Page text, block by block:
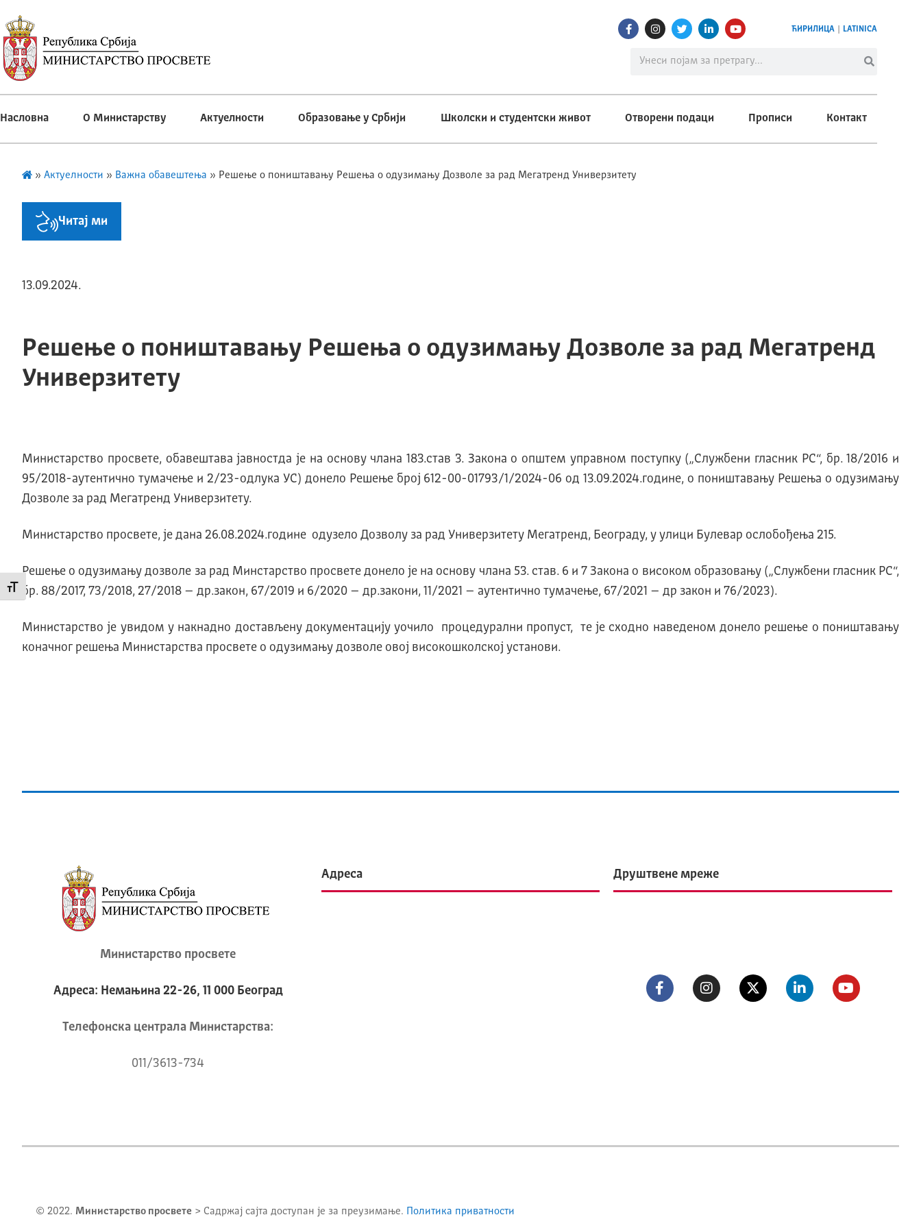
Промени величину слова
ЋИРИЛИЦА LATINICA
Насловна О Министарству Актуелности Образовање у Србији Школски и студентски живот Отворени подаци Прописи Контакт
» Актуелности » Важна обавештења » Решење о поништавању Решења о одузимању Дозволе за рад Мегатренд Универзитету
Читај ми
13.09.2024.
Решење о поништавању Решења о одузимању Дозволе за рад Мегатренд
Универзитету
Министарство просвете, обавештава јавностда је на основу члана 183.став 3. Закона о општем управном поступку („Службени гласник РС“, бр. 18/2016 и
95/2018-аутентично тумачење и 2/23-одлука УС) донело Решење број 612-00-01793/1/2024-06 од 13.09.2024.године, о поништавању Решења о одузимању
Дозволе за рад Мегатренд Универзитету.
Министарство просвете, је дана 26.08.2024.године одузело Дозволу за рад Универзитету Мегатренд, Београду, у улици Булевар ослобођења 215.
Решење о одузимању дозволе за рад Минстарство просвете донело је на основу члана 53. став. 6 и 7 Закона о високом образовању („Службени гласник РС“,
бр. 88/2017, 73/2018, 27/2018 – др.закон, 67/2019 и 6/2020 – др.закони, 11/2021 – аутентично тумачење, 67/2021 – др закон и 76/2023).
Министарство је увидом у накнадно достављену документацију уочило процедурални пропуст, те је сходно наведеном донело решење о поништавању
коначног решења Министарства просвете о одузимању дозволе овој високошколској установи.
Министарство просвете
Адреса: Немањина 22-26, 11 000 Београд
Телeфонска централа Mинистарства:
011/3613-734
Адреса Друштвене мреже
© 2022. Министарство просвете > Садржај сајта доступан је за преузимање. Политика приватности